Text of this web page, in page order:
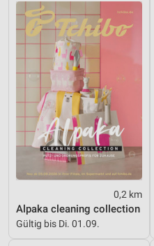
0,2 km
Alpaka cleaning collection
Gültig bis Di. 01.09.
Partnerliste anzeigen (1 IAB-
Wir nutzen Ihre Daten für folgende
IAB-Verarbeitungszwecke:
Speichern von oder Zugriff
auf einem Endgerät
Verwendung reduzierter
Werbeanzeigen
Erstellung von Profilen für
Werbung
Verwendung von Profilen zur
personalisierter Werbung
Erstellung von Profilen zur